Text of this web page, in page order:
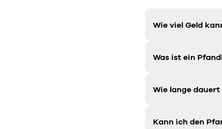
Wie viel Geld
Was ist ein
Wie lange
Kann ich den